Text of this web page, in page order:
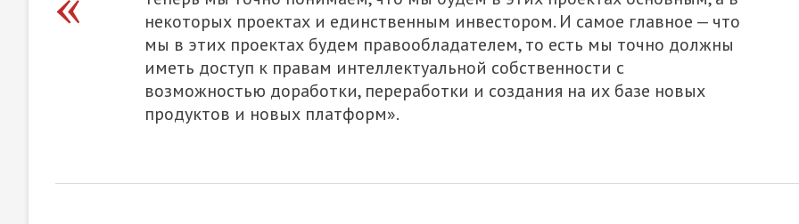
некоторых проектах и единственным инвестором. И самое главное — что
мы в этих проектах будем правообладателем, то есть мы точно должны
иметь доступ к правам интеллектуальной собственности с
возможностью доработки, переработки и создания на их базе новых
продуктов и новых платформ».